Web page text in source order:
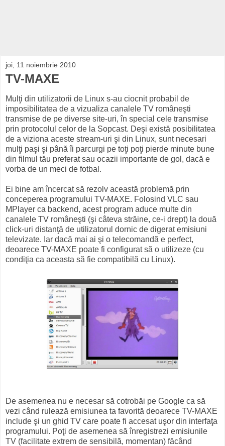
joi, 11 noiembrie 2010
TV-MAXE
Mulţi din utilizatorii de Linux s-au ciocnit probabil de
imposibilitatea de a vizualiza canalele TV româneşti
transmise de pe diverse site-uri, în special cele transmise
prin protocolul celor de la Sopcast. Deşi există posibilitatea
de a viziona aceste stream-uri şi din Linux, sunt necesari
mulţi paşi şi până îi parcurgi pe toţi poţi pierde minute bune
din filmul tău preferat sau ocazii importante de gol, dacă e
vorba de un meci de fotbal.
Ei bine am încercat să rezolv această problemă prin
conceperea programului TV-MAXE. Folosind VLC sau
MPlayer ca backend, acest program aduce multe din
canalele TV româneşti (şi câteva străine, ce-i drept) la două
click-uri distanţă de utilizatorul dornic de digerat emisiuni
televizate. Iar dacă mai ai şi o telecomandă e perfect,
deoarece TV-MAXE poate fi configurat să o utilizeze (cu
condiţia ca aceasta să fie compatibilă cu Linux).
De asemenea nu e necesar să cotrobăi pe Google ca să
vezi când rulează emisiunea ta favorită deoarece TV-MAXE
include şi un ghid TV care poate fi accesat uşor din interfaţa
programului. Poţi de asemenea să înregistrezi emisiunile
TV (facilitate extrem de sensibilă, momentan) făcând